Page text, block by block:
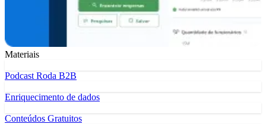
Materiais
Podcast Roda B2B
Enriquecimento de dados
Conteúdos Gratuitos